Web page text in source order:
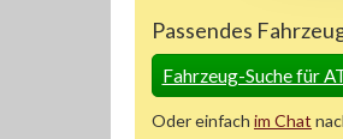
Passendes
Fahrzeug-Suche für
Oder einfach im Chat